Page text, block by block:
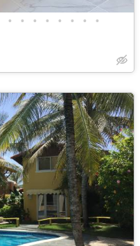
• • • • • • • •